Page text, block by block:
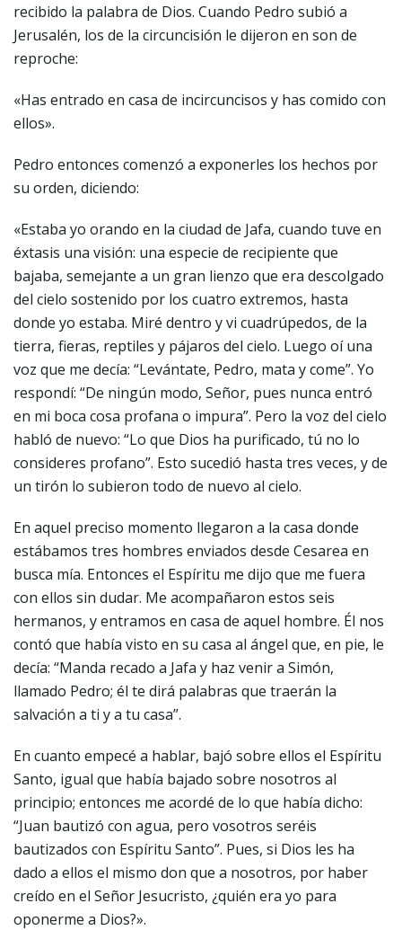
recibido la palabra de Dios. Cuando Pedro subió a
Jerusalén, los de la circuncisión le dijeron en son de
reproche:
«Has entrado en casa de incircuncisos y has comido con
ellos».
Pedro entonces comenzó a exponerles los hechos por
su orden, diciendo:
«Estaba yo orando en la ciudad de Jafa, cuando tuve en
éxtasis una visión: una especie de recipiente que
bajaba, semejante a un gran lienzo que era descolgado
del cielo sostenido por los cuatro extremos, hasta
donde yo estaba. Miré dentro y vi cuadrúpedos, de la
tierra, fieras, reptiles y pájaros del cielo. Luego oí una
voz que me decía: “Levántate, Pedro, mata y come”. Yo
respondí: “De ningún modo, Señor, pues nunca entró
en mi boca cosa profana o impura”. Pero la voz del cielo
habló de nuevo: “Lo que Dios ha purificado, tú no lo
consideres profano”. Esto sucedió hasta tres veces, y de
un tirón lo subieron todo de nuevo al cielo.
En aquel preciso momento llegaron a la casa donde
estábamos tres hombres enviados desde Cesarea en
busca mía. Entonces el Espíritu me dijo que me fuera
con ellos sin dudar. Me acompañaron estos seis
hermanos, y entramos en casa de aquel hombre. Él nos
contó que había visto en su casa al ángel que, en pie, le
decía: “Manda recado a Jafa y haz venir a Simón,
llamado Pedro; él te dirá palabras que traerán la
salvación a ti y a tu casa”.
En cuanto empecé a hablar, bajó sobre ellos el Espíritu
Santo, igual que había bajado sobre nosotros al
principio; entonces me acordé de lo que había dicho:
“Juan bautizó con agua, pero vosotros seréis
bautizados con Espíritu Santo”. Pues, si Dios les ha
dado a ellos el mismo don que a nosotros, por haber
creído en el Señor Jesucristo, ¿quién era yo para
oponerme a Dios?».